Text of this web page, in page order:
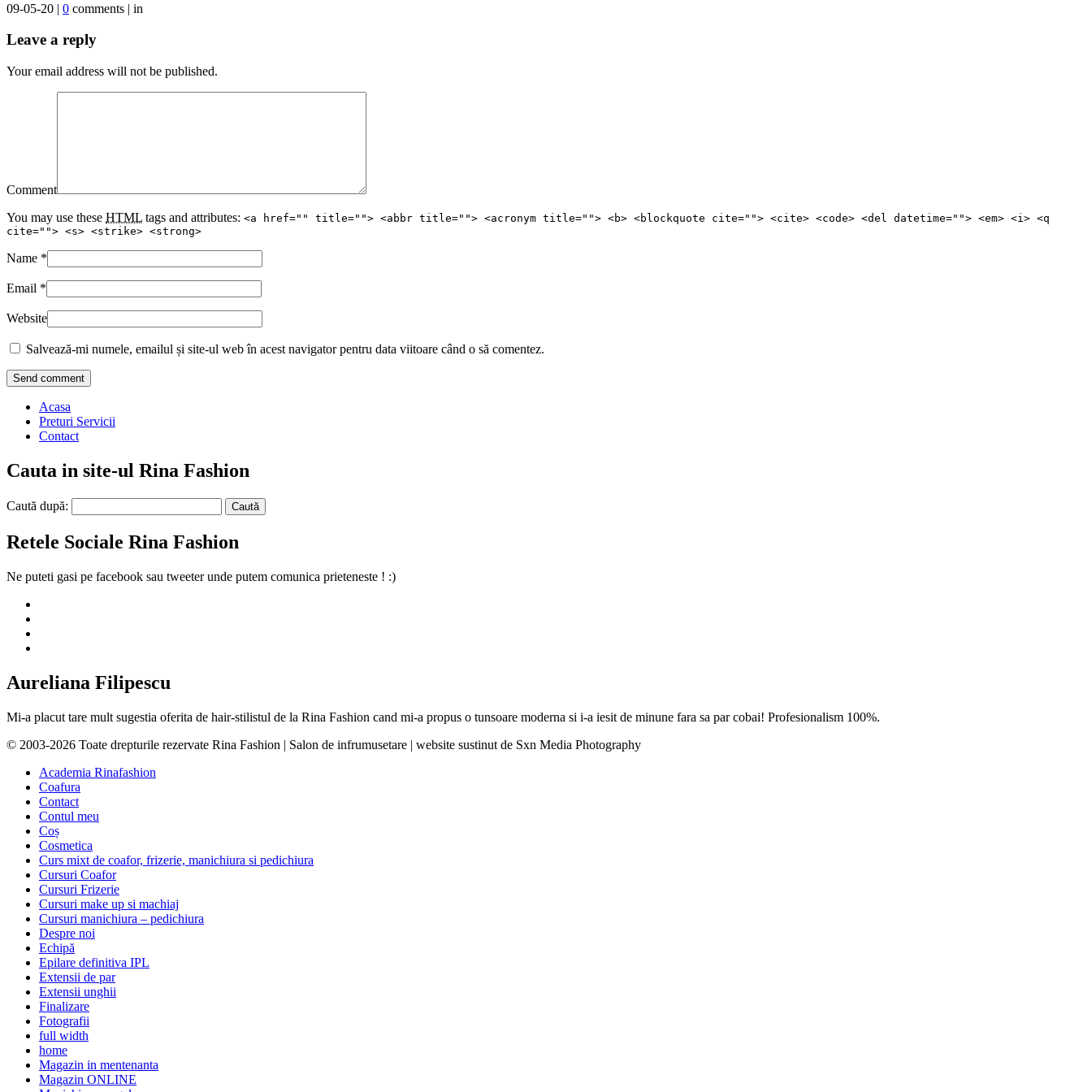
09-05-20 | 0 comments | in
Leave a reply
Your email address will not be published.
Comment
You may use these HTML tags and attributes: <a href="" title=""> <abbr title=""> <acronym title=""> <b> <blockquote cite=""> <cite> <code> <del datetime=""> <em> <i> <q
cite=""> <s> <strike> <strong>
Name *
Email *
Website
Salvează-mi numele, emailul și site-ul web în acest navigator pentru data viitoare când o să comentez.
Acasa
Preturi Servicii
Contact
Cauta in site-ul Rina Fashion
Caută după:
Retele Sociale Rina Fashion
Ne puteti gasi pe facebook sau tweeter unde putem comunica prieteneste ! :)
Aureliana Filipescu
Mi-a placut tare mult sugestia oferita de hair-stilistul de la Rina Fashion cand mi-a propus o tunsoare moderna si i-a iesit de minune fara sa par cobai! Profesionalism 100%.
© 2003-2026 Toate drepturile rezervate Rina Fashion | Salon de infrumusetare | website sustinut de Sxn Media Photography
Academia Rinafashion
Coafura
Contact
Contul meu
Coș
Cosmetica
Curs mixt de coafor, frizerie, manichiura si pedichiura
Cursuri Coafor
Cursuri Frizerie
Cursuri make up si machiaj
Cursuri manichiura – pedichiura
Despre noi
Echipă
Epilare definitiva IPL
Extensii de par
Extensii unghii
Finalizare
Fotografii
full width
home
Magazin in mentenanta
Magazin ONLINE